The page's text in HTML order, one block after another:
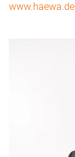
www.haewa.de